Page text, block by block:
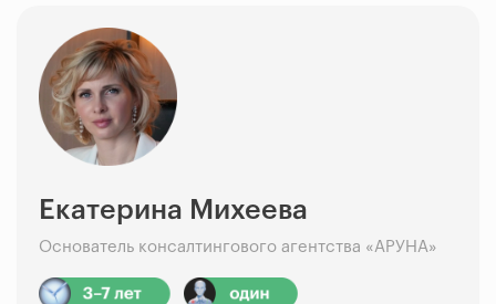
Екатерина Михеева
Основатель консалтингового агентства «АРУНА»